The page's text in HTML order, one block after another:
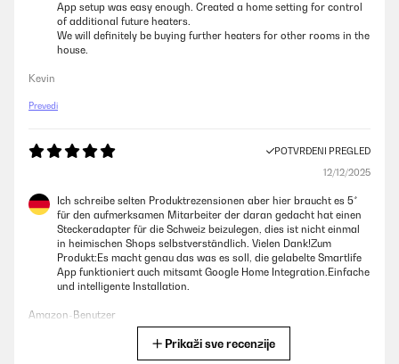
App setup was easy enough. Created a home setting for control
of additional future heaters.
We will definitely be buying further heaters for other rooms in the
house.
Kevin
Prevedi
POTVRĐENI PREGLED
12/12/2025
Ich schreibe selten Produktrezensionen aber hier braucht es 5*
für den aufmerksamen Mitarbeiter der daran gedacht hat einen
Steckeradapter für die Schweiz beizulegen, dies ist nicht einmal
in heimischen Shops selbstverständlich. Vielen Dank!Zum
Produkt:Es macht genau das was es soll, die gelabelte Smartlife
App funktioniert auch mitsamt Google Home Integration.Einfache
und intelligente Installation.
Amazon-Benutzer
Prikaži sve recenzije